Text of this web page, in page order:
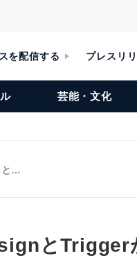
を配信する プレスリ
芸能・文化
と…
とTrigger